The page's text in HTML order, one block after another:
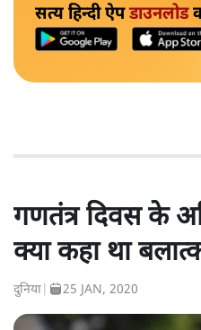
सत्य हिन्दी ऐपडाउनलोड
गणतंत्र दिवस के
क्या कहा था
दुनिया 25 JAN, 2020